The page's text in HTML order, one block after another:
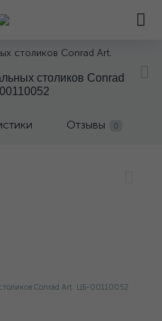
столиков Conrad Art.
столиков Conrad
Отзывы 0